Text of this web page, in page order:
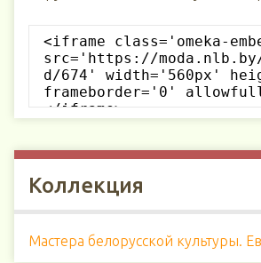
Коллекция
Мастера белорусской культуры.